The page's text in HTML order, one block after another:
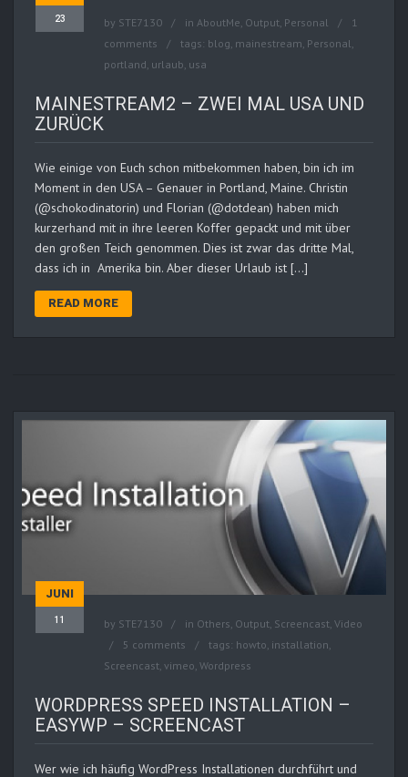
23 by STE7130 in AboutMe Output Personal
1
comments
tags: blog mainestream Personal
portland urlaub usa
MAINESTREAM2 – ZWEI MAL USA UND
ZURÜCK
Wie einige von Euch schon mitbekommen haben, bin ich im
Moment in den USA – Genauer in Portland, Maine. Christin
(@schokodinatorin) und Florian (@dotdean) haben mich
kurzerhand mit in ihre leeren Koffer gepackt und mit über
den großen Teich genommen. Dies ist zwar das dritte Mal,
dass ich in Amerika bin. Aber dieser Urlaub ist […]
READ MORE
JUNI
11 by STE7130 in Others, Output, Screencast, Video
5 comments
tags: howto, installation,
Screencast, vimeo, Wordpress
WORDPRESS SPEED INSTALLATION –
EASYWP – SCREENCAST
Wer wie ich häufig WordPress Installationen durchführt und